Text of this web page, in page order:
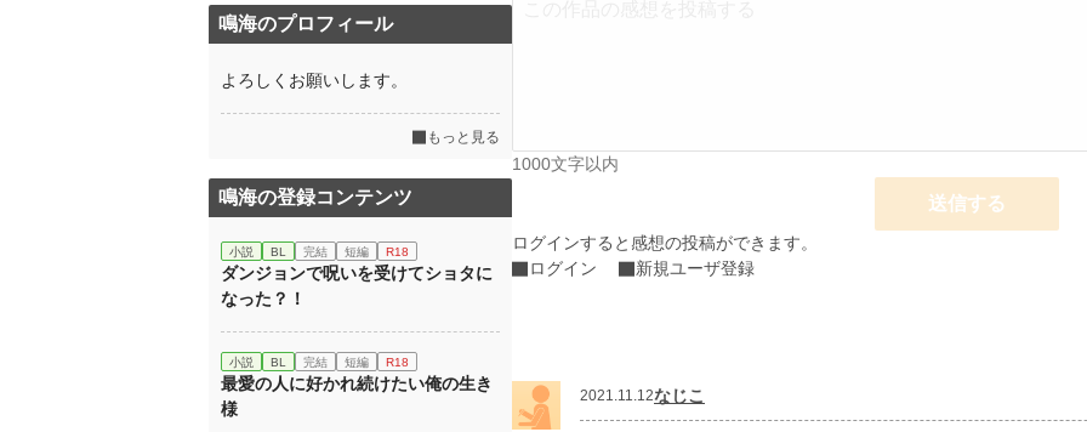
1000文字以内
送信する
ログインすると感想の投稿ができます。
ログイン
新規ユーザ登録
2021.11.12なじこ
鳴海のプロフィール
よろしくお願いします。
もっと見る
鳴海の登録コンテンツ
小説 BL 完結 短編 R18
ダンジョンで呪いを受けてショタに
なった？！
小説 BL 完結 短編 R18
最愛の人に好かれ続けたい俺の生き
様